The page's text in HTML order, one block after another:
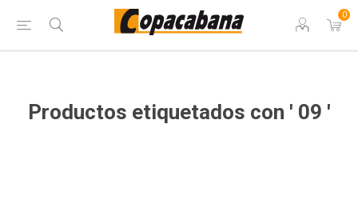
0
Productos etiquetados con ' 09 '